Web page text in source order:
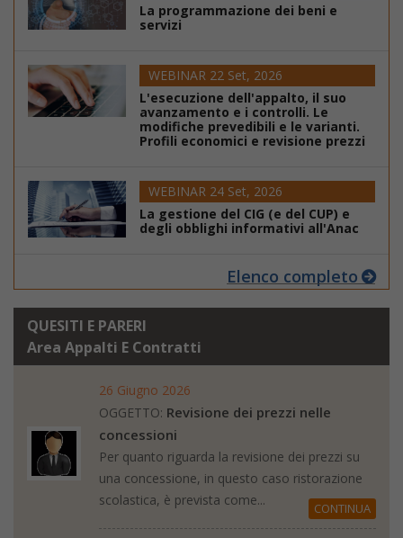
La programmazione dei beni e
servizi
WEBINAR 22 Set, 2026
L'esecuzione dell'appalto, il suo
avanzamento e i controlli. Le
modifiche prevedibili e le varianti.
Profili economici e revisione prezzi
WEBINAR 24 Set, 2026
La gestione del CIG (e del CUP) e
degli obblighi informativi all'Anac
Elenco completo
QUESITI E PARERI
Area Appalti E Contratti
26 Giugno 2026
OGGETTO: Revisione dei prezzi nelle
concessioni
Per quanto riguarda la revisione dei prezzi su
una concessione, in questo caso ristorazione
scolastica, è prevista come...
CONTINUA